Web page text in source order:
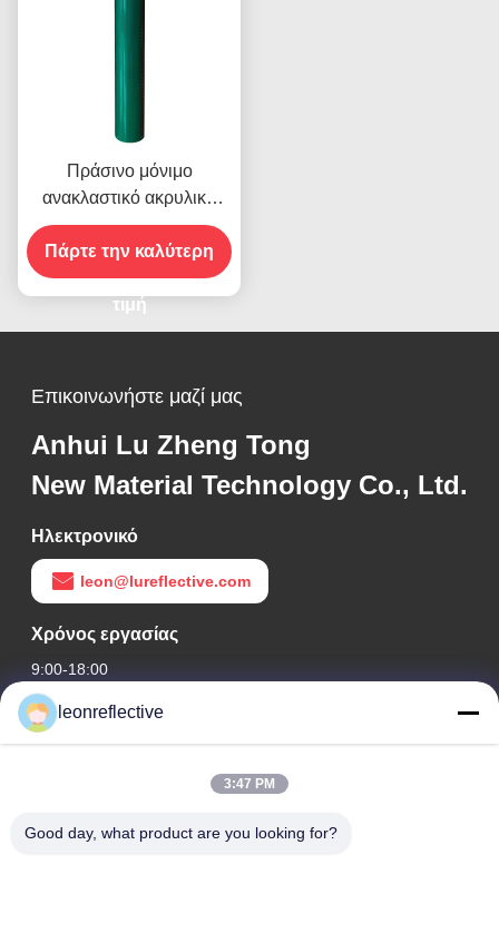
Πράσινο μόνιμο
ανακλαστικό ακρυλικό
φύλλο βινύλιο για την
οδική ασφάλεια
Πάρτε την καλύτερη
τιμή
Επικοινωνήστε μαζί μας
Anhui Lu Zheng Tong
New Material Technology Co., Ltd.
Ηλεκτρονικό
leon@lureflective.com
Χρόνος εργασίας
9:00-18:00
Η διεύθυνσή μας
2ος όροφος, κτίριο D2, Πάρκο Επιστήμης και Τεχνολογίας
leonreflective
3:47 PM
Good day, what product are you looking for?